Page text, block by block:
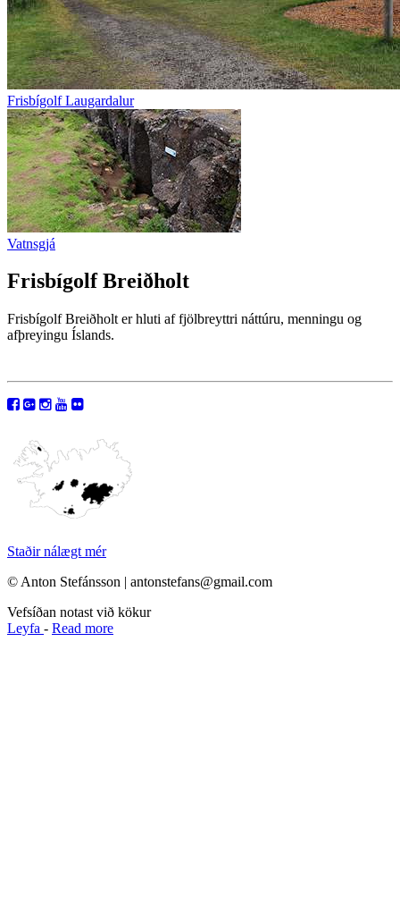
Frisbígolf Laugardalur
Vatnsgjá
Frisbígolf Breiðholt
Frisbígolf Breiðholt er hluti af fjölbreyttri náttúru, menningu og
afþreyingu Íslands.
Staðir nálægt mér
© Anton Stefánsson | antonstefans@gmail.com
Vefsíðan notast við kökur
Leyfa - Read more